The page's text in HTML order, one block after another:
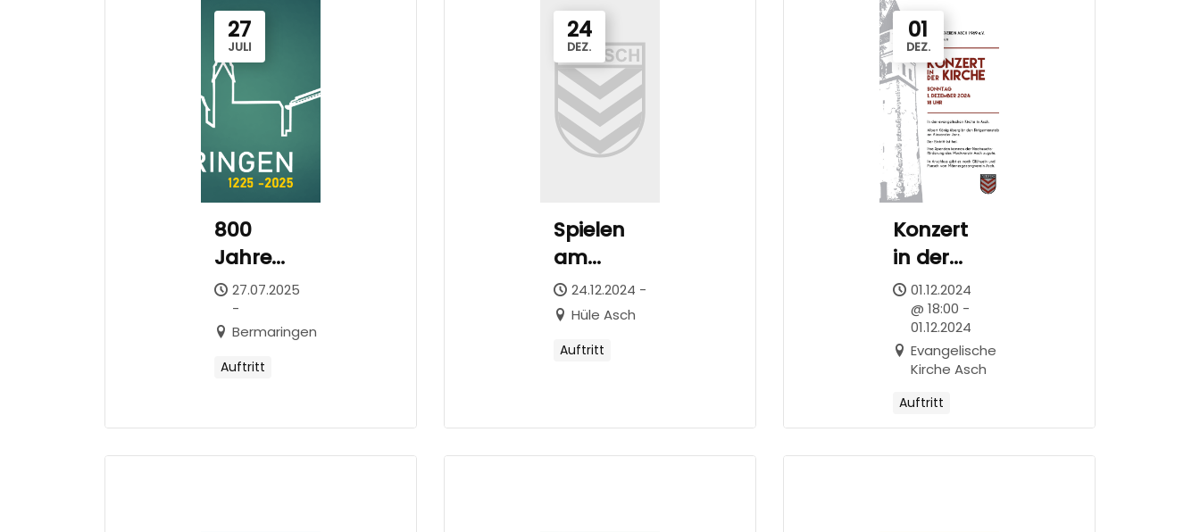
27
JULI
800
Jahre
Bermaringen
27.07.2025
-
Bermaringen
Auftritt
24
DEZ.
Spielen
am
Christbaum
24.12.2024 -
Hüle Asch
Auftritt
01
DEZ.
Konzert
in der
Kirche
01.12.2024
@ 18:00 -
01.12.2024
Evangelische
Kirche Asch
Auftritt